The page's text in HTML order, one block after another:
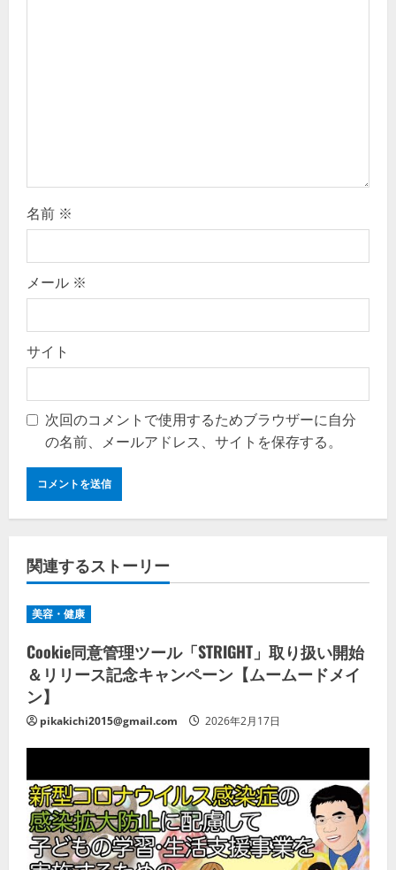
名前 ※
メール ※
サイト
次回のコメントで使用するためブラウザーに自分
の名前、メールアドレス、サイトを保存する。
関連するストーリー
美容・健康
Cookie同意管理ツール「STRIGHT」取り扱い開始
＆リリース記念キャンペーン【ムームードメイ
ン】
pikakichi2015@gmail.com 2026年2月17日